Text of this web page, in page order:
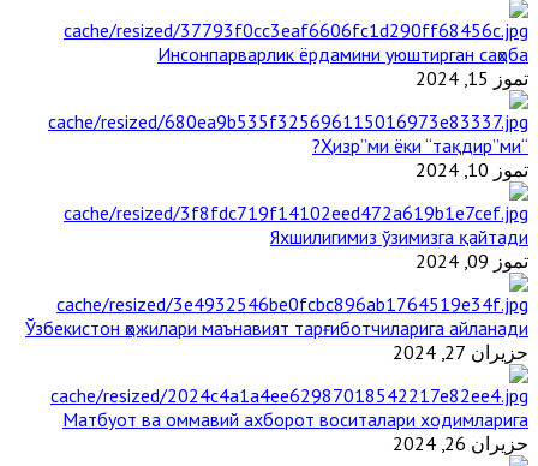
Инсонпарварлик ёрдамини уюштирган саҳоба
تموز 15, 2024
“Ҳизр”ми ёки “тақдир”ми?
تموز 10, 2024
Яхшилигимиз ўзимизга қайтади
تموز 09, 2024
Ўзбекистон ҳожилари маънавият тарғиботчиларига айланади
حزيران 27, 2024
Матбуот ва оммавий ахборот воситалари ходимларига
حزيران 26, 2024